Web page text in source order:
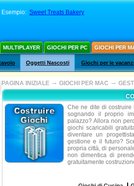
Esempio: Sweet Treats Bakery
MULTIPLAYER GIOCHI PER PC GIOCHI PER
Oggetti Nascosti Giochi per le
PAGINA INIZIALE → GIOCHI PER MAC →
Che ne dite di
sognando il proprio
palazzo? Allora non
giochi scaricabili
diventare un
gestione e il futuro?
propria città, di
non dimentica di
gratuitamente